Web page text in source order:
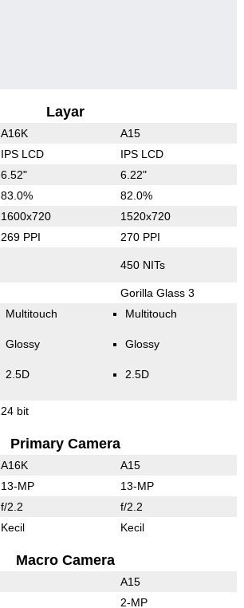
Layar
A16K A15
IPS LCD IPS LCD
6.52" 6.22"
83.0% 82.0%
1600x720 1520x720
269 PPI 270 PPI
450 NITs
Gorilla Glass 3
Multitouch
Glossy
2.5D
Multitouch
Glossy
2.5D
24 bit
Primary Camera
A16K A15
13-MP 13-MP
f/2.2 f/2.2
Kecil Kecil
Macro Camera
A15
2-MP